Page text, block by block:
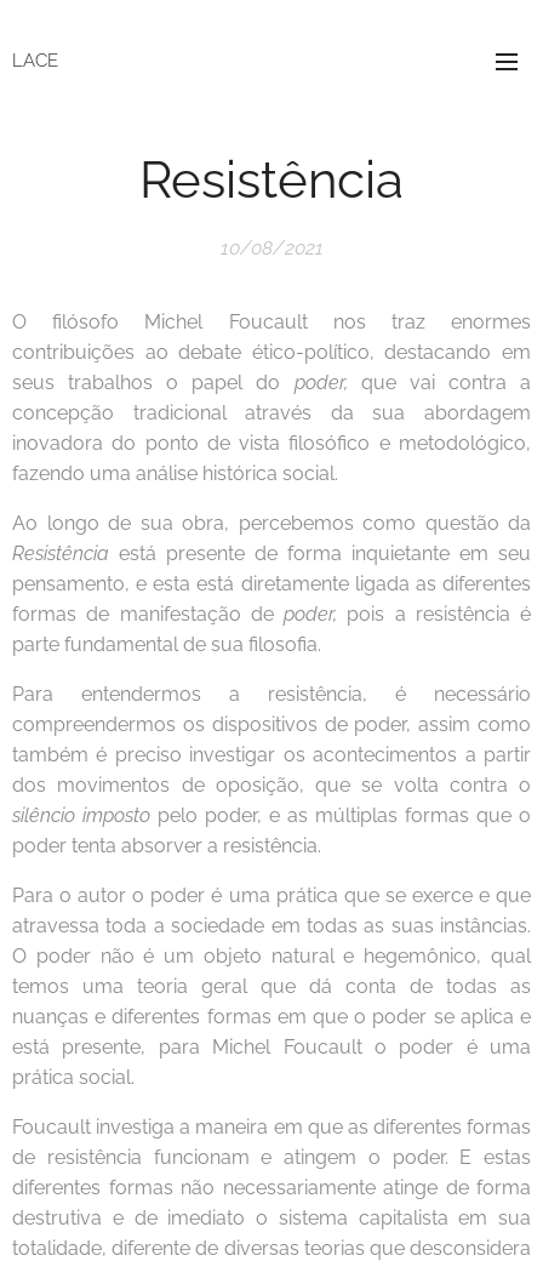
LACE
Resistência
10/08/2021
O filósofo Michel Foucault nos traz enormes
contribuições ao debate ético-político, destacando em
seus trabalhos o papel do poder, que vai contra a
concepção tradicional através da sua abordagem
inovadora do ponto de vista filosófico e metodológico,
fazendo uma análise histórica social.
Ao longo de sua obra, percebemos como questão da
Resistência está presente de forma inquietante em seu
pensamento, e esta está diretamente ligada as diferentes
formas de manifestação depoder, pois a resistência é
parte fundamental de sua filosofia.
Para entendermos a resistência, é necessário
compreendermos os dispositivos de poder, assim como
também é preciso investigar os acontecimentos a partir
dos movimentos de oposição, que se volta contra o
silêncio imposto pelo poder, e as múltiplas formas que o
poder tenta absorver a resistência.
Para o autor o poder é uma prática que se exerce e que
atravessa toda a sociedade em todas as suas instâncias.
O poder não é um objeto natural e hegemônico, qual
temos uma teoria geral que dá conta de todas as
nuanças e diferentes formas em que o poder se aplica e
está presente, para Michel Foucault o poder é uma
prática social.
Foucault investiga a maneira em que as diferentes formas
de resistência funcionam e atingem o poder. E estas
diferentes formas não necessariamente atinge de forma
destrutiva e de imediato o sistema capitalista em sua
totalidade, diferente de diversas teorias que desconsidera